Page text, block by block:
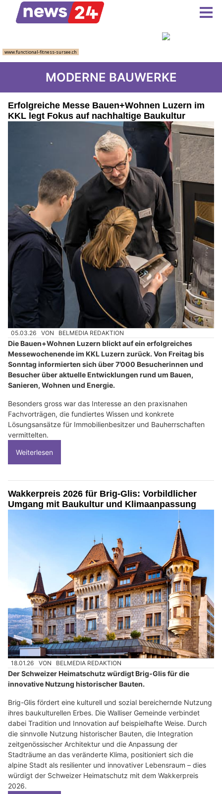
MODERNE BAUWERKE
Erfolgreiche Messe Bauen+Wohnen Luzern im
KKL legt Fokus auf nachhaltige Baukultur
05.03.26 VON BELMEDIA REDAKTION
Die Bauen+Wohnen Luzern blickt auf ein erfolgreiches
Messewochenende im KKL Luzern zurück. Von Freitag bis
Sonntag informierten sich über 7’000 Besucherinnen und
Besucher über aktuelle Entwicklungen rund um Bauen,
Sanieren, Wohnen und Energie.
Besonders gross war das Interesse an den praxisnahen
Fachvorträgen, die fundiertes Wissen und konkrete
Lösungsansätze für Immobilienbesitzer und Bauherrschaften
vermittelten.
Weiterlesen
Wakkerpreis 2026 für Brig-Glis: Vorbildlicher
Umgang mit Baukultur und Klimaanpassung
18.01.26 VON BELMEDIA REDAKTION
Der Schweizer Heimatschutz würdigt Brig-Glis für die
innovative Nutzung historischer Bauten.
Brig-Glis fördert eine kulturell und sozial bereichernde Nutzung
ihres baukulturellen Erbes. Die Walliser Gemeinde verbindet
dabei Tradition und Innovation auf beispielhafte Weise. Durch
die sinnvolle Nutzung historischer Bauten, die Integration
zeitgenössischer Architektur und die Anpassung der
Stadträume an das veränderte Klima, positioniert sich die
alpine Stadt als resilienter und innovativer Lebensraum – dies
würdigt der Schweizer Heimatschutz mit dem Wakkerpreis
2026.